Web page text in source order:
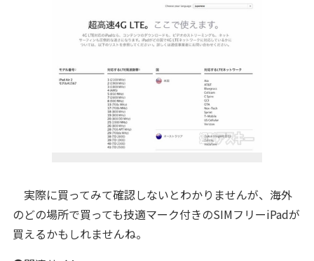
実際に買ってみて確認しないとわかりませんが、海外
のどの場所で買っても技適マーク付きのSIMフリーiPadが
買えるかもしれませんね。